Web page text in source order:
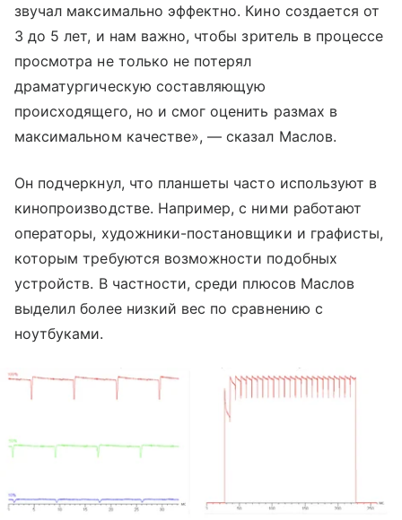
звучал максимально эффектно. Кино создается от
3 до 5 лет, и нам важно, чтобы зритель в процессе
просмотра не только не потерял
драматургическую составляющую
происходящего, но и смог оценить размах в
максимальном качестве», — сказал Маслов.
Он подчеркнул, что планшеты часто используют в
кинопроизводстве. Например, с ними работают
операторы, художники-постановщики и графисты,
которым требуются возможности подобных
устройств. В частности, среди плюсов Маслов
выделил более низкий вес по сравнению с
ноутбуками.